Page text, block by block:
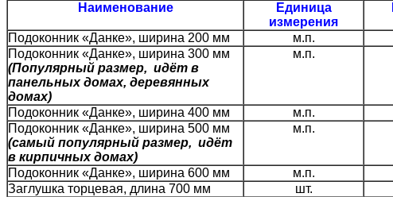
Наименование
Единица
измерения
Подоконник «Данке», ширина 200 мм м.п.
Подоконник «Данке», ширина 300 мм
(Популярный размер, идёт в
панельных домах, деревянных
домах)
м.п.
Подоконник «Данке», ширина 400 мм м.п.
Подоконник «Данке», ширина 500 мм
(самый популярный размер, идёт
в кирпичных домах)
м.п.
Подоконник «Данке», ширина 600 мм м.п.
Заглушка торцевая, длина 700 мм
шт.